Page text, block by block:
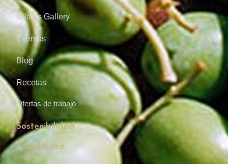
Gilda’s Gallery
Eventos
Blog
Recetas
Ofertas de trabajo
Sostenibilidad
Canal Ético